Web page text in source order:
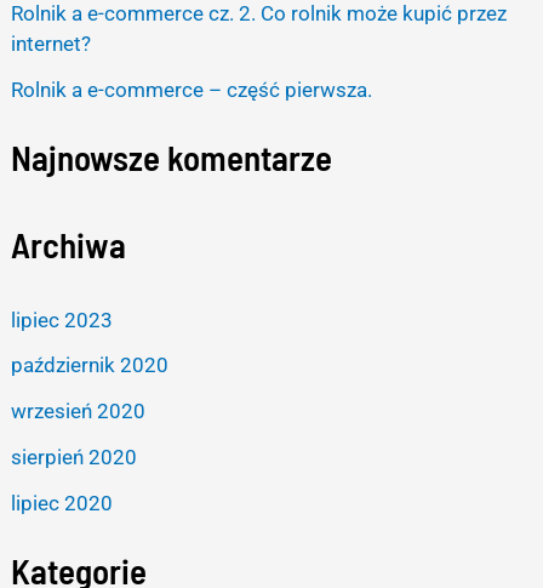
Rolnik a e-commerce cz. 2. Co rolnik może kupić przez
internet?
Rolnik a e-commerce – część pierwsza.
Najnowsze komentarze
Archiwa
lipiec 2023
październik 2020
wrzesień 2020
sierpień 2020
lipiec 2020
Kategorie